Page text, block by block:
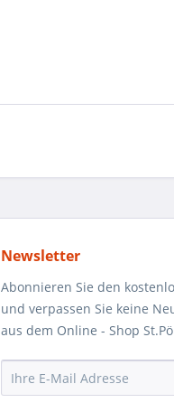
Newsletter
Abonnieren Sie den
und verpassen Sie keine
aus dem Online - Shop